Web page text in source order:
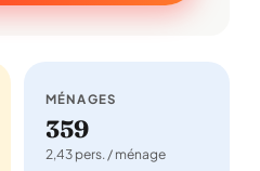
MÉNAGES
359
2,43 pers. / ménage